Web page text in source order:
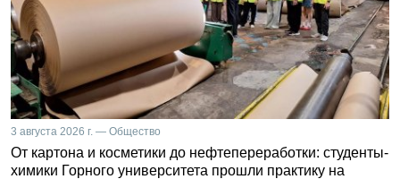
3 августа 2026 г. — Общество
От картона и косметики до нефтепереработки: студенты-
химики Горного университета прошли практику на